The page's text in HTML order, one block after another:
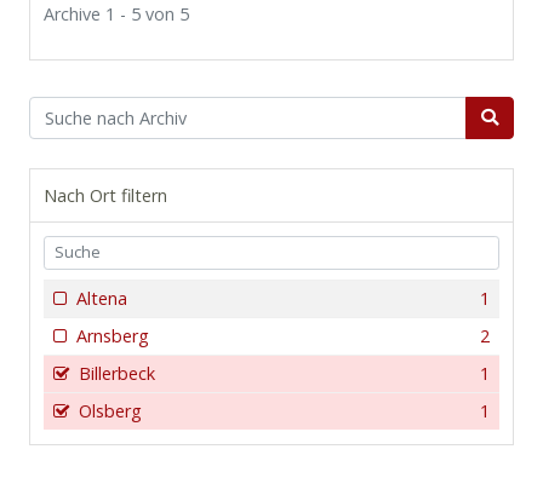
Archive 1 - 5 von 5
Nach Ort filtern
1
Altena
2
Arnsberg
1
Billerbeck
1
Olsberg